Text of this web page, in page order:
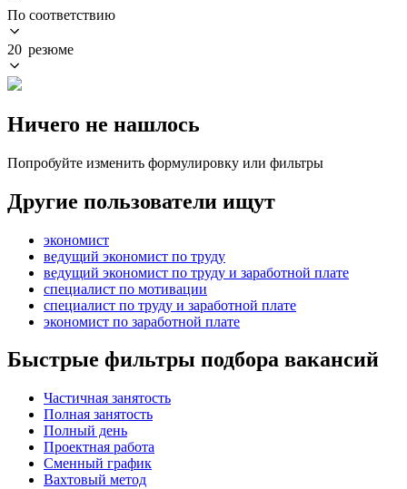
По соответствию
20 резюме
Ничего не нашлось
Попробуйте изменить формулировку или фильтры
Другие пользователи ищут
экономист
ведущий экономист по труду
ведущий экономист по труду и заработной плате
специалист по мотивации
специалист по труду и заработной плате
экономист по заработной плате
Быстрые фильтры подбора вакансий
Частичная занятость
Полная занятость
Полный день
Проектная работа
Сменный график
Вахтовый метод